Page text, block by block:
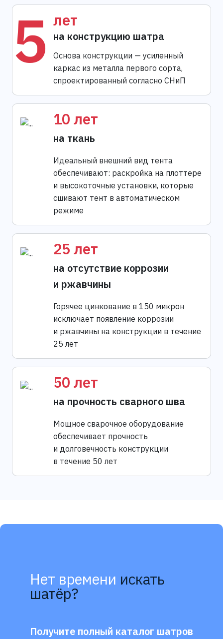
5 лет
на конструкцию шатра
Основа конструкции — усиленный
каркас из металла первого сорта,
спроектированный согласно СНиП
10 лет
на ткань
Идеальный внешний вид тента
обеспечивают: раскройка на плоттере
и высокоточные установки, которые
сшивают тент в автоматическом
режиме
25 лет
на отсутствие коррозии
и ржавчины
Горячее цинкование в 150 микрон
исключает появление коррозии
и ржавчины на конструкции в течение
25 лет
50 лет
на прочность сварного шва
Мощное сварочное оборудование
обеспечивает прочность
и долговечность конструкции
в течение 50 лет
Нет времени искать
шатёр?
Получите полный каталог шатров